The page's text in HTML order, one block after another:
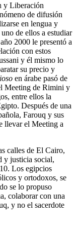
y Liberación
de difusión
en lengua y
de ellos a estudiar
2000 le presentó a
con estos
y él mismo lo
su precio y
en árabe pasó de
Meeting de Rimini y
entre ellos la
Después de una
Farouq y sus
llevar el Meeting a
calles de El Cairo,
y justicia social,
Los egipcios
y ortodoxos, se
se lo propuso
colaborar con una
y no el sacerdote